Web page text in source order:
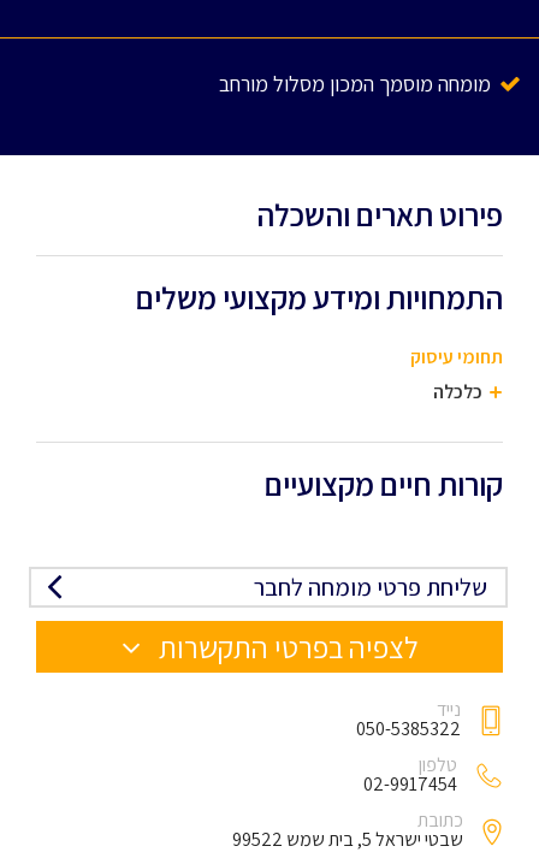
מומחה מוסמך המכון מסלול מורחב
פירוט תארים והשכלה
התמחויות ומידע מקצועי משלים
תחומי עיסוק
כלכלה
קורות חיים מקצועיים
שליחת פרטי מומחה לחבר
לצפיה בפרטי התקשרות
נייד
050-5385322
טלפון
02-9917454
כתובת
שבטי ישראל 5, בית שמש 99522